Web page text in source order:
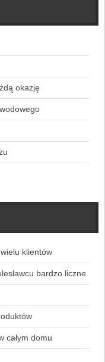
okazję
klientów
bardzo liczne
całym domu